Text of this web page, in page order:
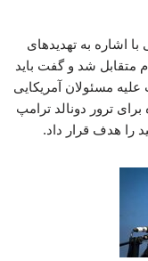
اشاره به تهدیدهای
متقابل شد و گفت باید
مسئولان آمریکایی
ترور دونالد ترامپ
را هدف قرار داد.